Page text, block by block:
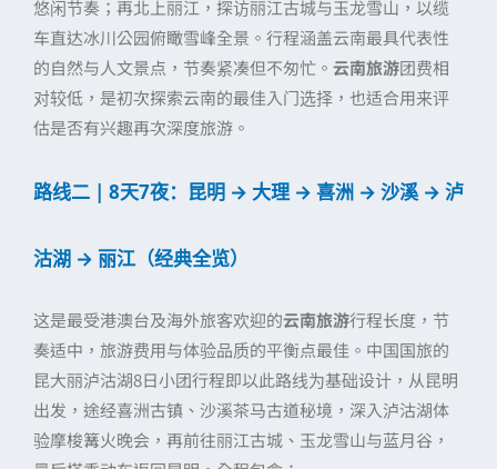
悠闲节奏；再北上丽江，探访丽江古城与玉龙雪山，以缆
车直达冰川公园俯瞰雪峰全景。行程涵盖云南最具代表性
的自然与人文景点，节奏紧凑但不匆忙。 云南旅游团费相
对较低，是初次探索云南的最佳入门选择，也适合用来评
估是否有兴趣再次深度旅游。
路线二 | 8天7夜：昆明 → 大理 → 喜洲 → 沙溪 → 泸
沽湖 → 丽江（经典全览）
这是最受港澳台及海外旅客欢迎的云南旅游行程长度，节
奏适中，旅游费用与体验品质的平衡点最佳。中国国旅的
昆大丽泸沽湖8日小团行程即以此路线为基础设计，从昆明
出发，途经喜洲古镇、沙溪茶马古道秘境，深入泸沽湖体
验摩梭篝火晚会，再前往丽江古城、玉龙雪山与蓝月谷，